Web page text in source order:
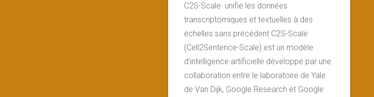
C2S-Scale unifie les données
transcriptomiques et textuelles à des
échelles sans précédent C2S-Scale
(Cell2Sentence-Scale) est un modèle
d’intelligence artificielle développé par une
collaboration entre le laboratoire de Yale
de Van Dijk, Google Research et Google